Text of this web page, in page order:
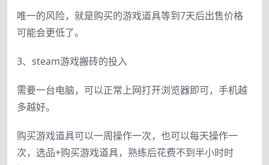
唯一的风险，就是购买的游戏道具等到7天后出售价格
可能会更低了。
3、steam游戏搬砖的投入
需要一台电脑，可以正常上网打开浏览器即可，手机越
多越好。
购买游戏道具可以一周操作一次，也可以每天操作一
次，选品+购买游戏道具，熟练后花费不到半小时时